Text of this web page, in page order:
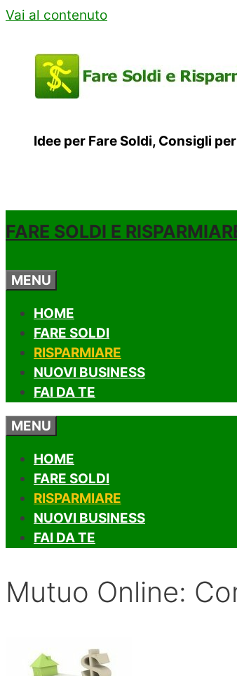
Vai al contenuto
Idee per Fare Soldi, Consigli
FARE SOLDI E
MENU
HOME
FARE SOLDI
RISPARMIARE
NUOVI BUSINESS
FAI DA TE
MENU
HOME
FARE SOLDI
RISPARMIARE
NUOVI BUSINESS
FAI DA TE
Mutuo Online: